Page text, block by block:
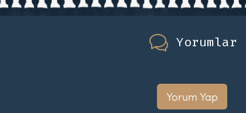
Yorumlar
Yorum Yap